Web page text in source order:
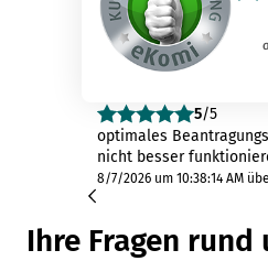
5/5
optimales
nicht besser
8/7/2026 um 10:38:14 AM
Ihre Fragen rund